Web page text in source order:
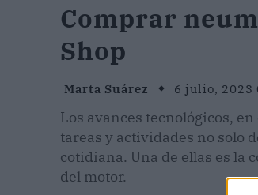
Comprar
Shop
Marta Suárez 6 julio, 2023
Los avances tecnológicos,
tareas y actividades no solo
cotidiana. Una de ellas es la
del motor.